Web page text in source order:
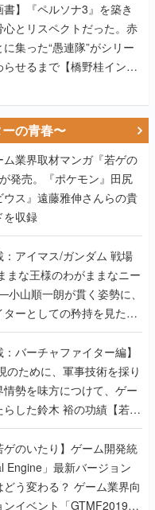
書】『ペルソナ3』を築き
とリスペクトだった。赤
集った“愚連隊”がシリー
せるまで【橋野桂インタ
の青春〜
ム業界取材マンガ『若ゲの
発売。『ポケモン』田尻
ウス』遠藤雅伸さんらの貴
を収録
アイマス/ガンダム 戦場
まな王様のわがままなニー
山順一朗が貫く姿勢に、
ーとしての矜持を見た
最終回】
：バーチャファイター編】
のために、軍事技術を採り
情勢を味方につけて、ゲー
した鈴木 裕の功績【若ゲ
ゲのいたり】ゲーム開発統
Engine」最新バージョン
う変わる？ ゲーム業界向
ンイベント「GTMF2019」